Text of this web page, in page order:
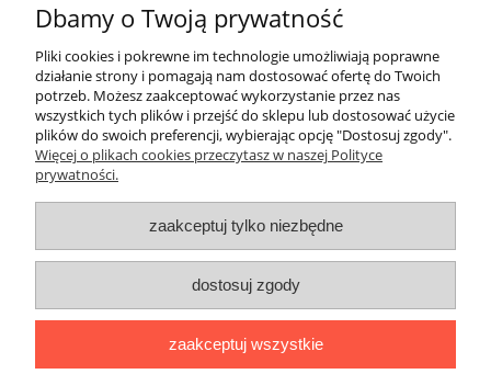
Informacje
O nas
Rekomendowane strony
Dbamy o Twoją prywatność
Pliki cookies i pokrewne im technologie umożliwiają poprawne
działanie strony i pomagają nam dostosować ofertę do Twoich
potrzeb. Możesz zaakceptować wykorzystanie przez nas
wszystkich tych plików i przejść do sklepu lub dostosować użycie
plików do swoich preferencji, wybierając opcję "Dostosuj zgody".
Więcej o plikach cookies przeczytasz w naszej Polityce
prywatności.
zaakceptuj tylko niezbędne
dostosuj zgody
zaakceptuj wszystkie